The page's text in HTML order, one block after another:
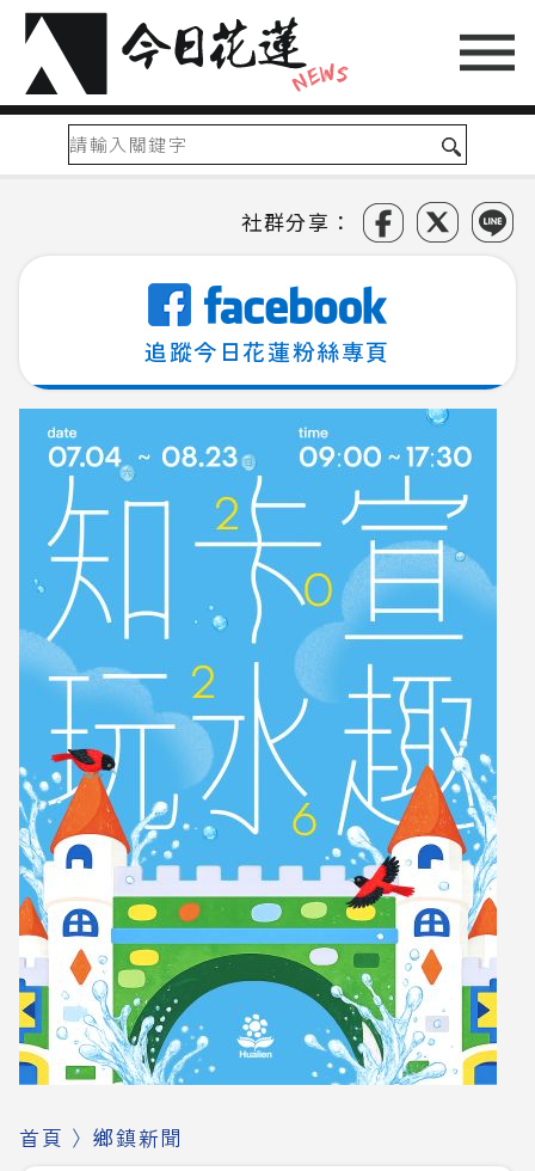
社群分享：
追蹤今日花蓮粉絲專頁
首頁 〉鄉鎮新聞